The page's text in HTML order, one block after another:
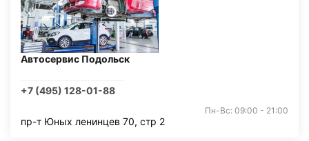
Автосервис Подольск
+7 (495) 128-01-88
Пн-Вс: 09:00 - 21:00
пр-т Юных ленинцев 70, стр 2